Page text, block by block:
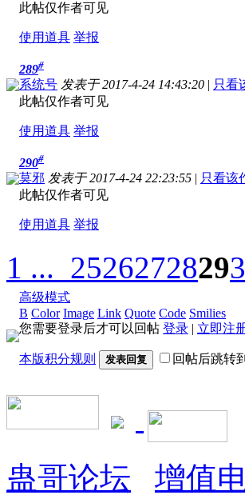
此帖仅作者可见
使用道具 举报
289#
系统号 发表于 2017-4-24 14:43:20 | 只看
此帖仅作者可见
使用道具 举报
290#
莫邪 发表于 2017-4-24 22:23:55 | 只看该
此帖仅作者可见
使用道具 举报
1 ... 2526272829
高级模式
B Color Image Link Quote Code Smilies
您需要登录后才可以回帖 登录 | 立即注
本版积分规则 发表回复 回帖后跳转
蛊哥论坛
增值